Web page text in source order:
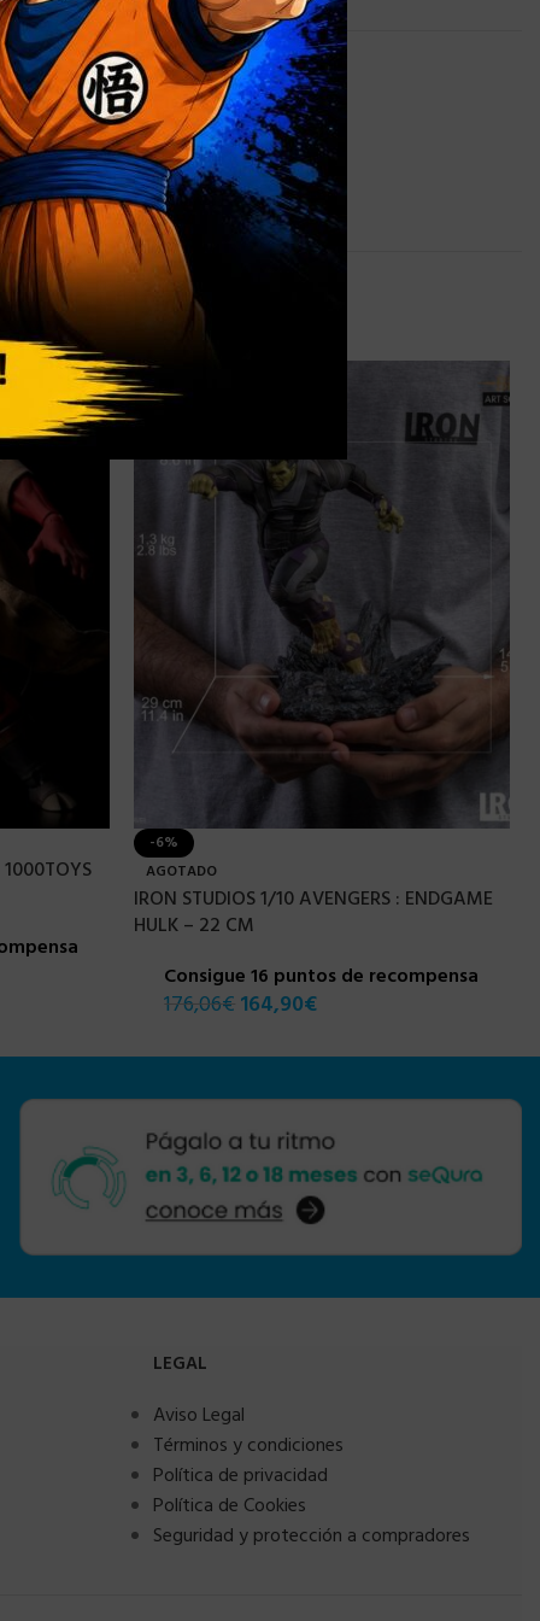
1,5 kg
-6%
AGOTADO
IRON STUDIOS 1/10 AVENGERS : ENDGAME
HULK – 22 CM
Consigue 16 puntos de recompensa
176,06€ 164,90€
LEGAL
Aviso Legal
Términos y condiciones
Política de privacidad
Política de Cookies
Seguridad y protección a compradores